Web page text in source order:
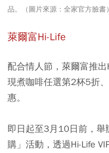
品。（圖片來源：全家官方臉書）
萊爾富Hi-Life
配合情人節，萊爾富推出
現煮咖啡任選第2杯5折
惠。
即日起至3月10日前，
購」活動，透過Hi-Life